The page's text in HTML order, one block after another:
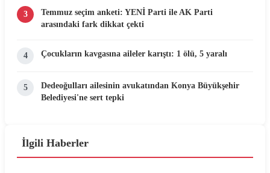
3
Temmuz seçim anketi: YENİ Parti ile AK Parti
arasındaki fark dikkat çekti
4 Çocukların kavgasına aileler karıştı: 1 ölü, 5 yaralı
5
Dedeoğulları ailesinin avukatından Konya Büyükşehir
Belediyesi'ne sert tepki
İlgili Haberler